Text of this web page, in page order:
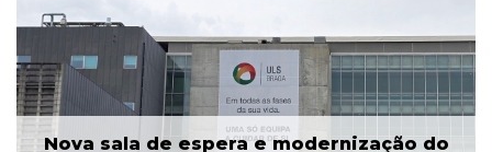
Nova sala de espera e modernização do